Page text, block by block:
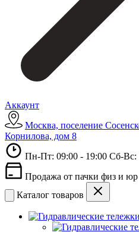
Аккаунт
Москва, поселение
Корнилова, дом 8
Пн-Пт: 09:00 - 19:00 Сб-Вс:
Продажа от пачки физ и
Каталог товаров